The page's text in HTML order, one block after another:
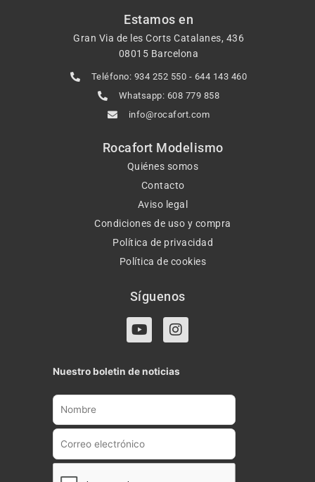
Estamos en
Gran Via de les Corts Catalanes, 436
08015 Barcelona
Teléfono: 934 252 550 - 644 143 460
Whatsapp: 608 779 858
info@rocafort.com
Rocafort Modelismo
Quiénes somos
Contacto
Aviso legal
Condiciones de uso y compra
Política de privacidad
Política de cookies
Síguenos
Y
o
t
u
b
I
n
t
a
g
a
Nuestro boletin de noticias